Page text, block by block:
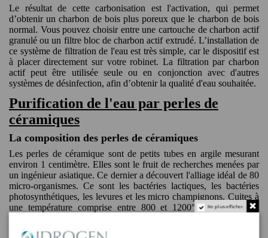
Le résultat de cette carbonisation est l'activation, qui permet
d’obtenir un charbon de bois plus poreux que le charbon de bois
normal. Vous pouvez choisir entre une cartouche de charbon actif
granulé ou un filtre bloc de charbon actif extrudé. L’installation de
ce système de filtration de l'eau est très simple, car le dispositif est
à placer directement sur votre robinet. La filtration par charbon
actif peut être utilisée seule ou en conjonction avec d'autres
systèmes de désinfection, afin d’obtenir la qualité d'eau souhaitée.
Purification de l'eau par perles de
céramiques
La composition des perles de céramiques
Les perles de céramique sont de petits tubes en argile mesurant
environ 1 centimètre. Elles sont le fruit de recherches menées par
un ingénieur asiatique. Ce dernier a découvert l'alliage idéal de 80
micro-organismes. Ce sont les bactéries lactiques, les bactéries
photosynthétiques, les levures et les micro champignons. Cuites à
une température comprise entre 800 et 1200°C, les billes de
toutes les bactéries citées. On dit qu'il s'agit de bactéries efficaces
Ne plus afficher.